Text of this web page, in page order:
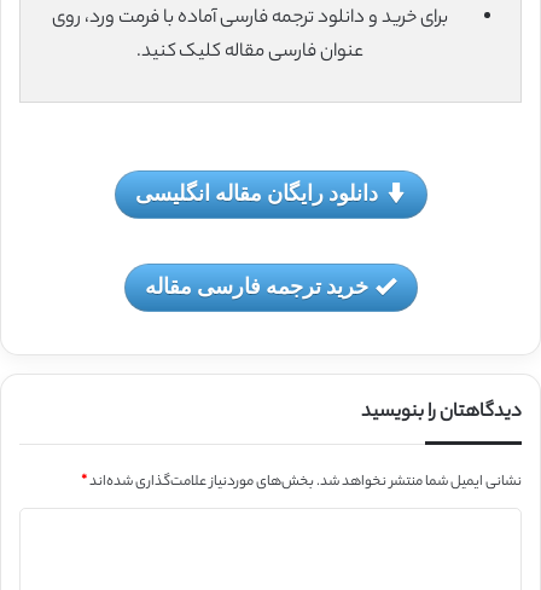
برای خرید و دانلود ترجمه فارسی آماده با فرمت ورد، روی
عنوان فارسی مقاله کلیک کنید.
دانلود رایگان مقاله انگلیسی
خرید ترجمه فارسی مقاله
دیدگاهتان را بنویسید
نشانی ایمیل شما منتشر نخواهد شد.بخش‌های موردنیاز علامت‌گذاری شده‌اند*